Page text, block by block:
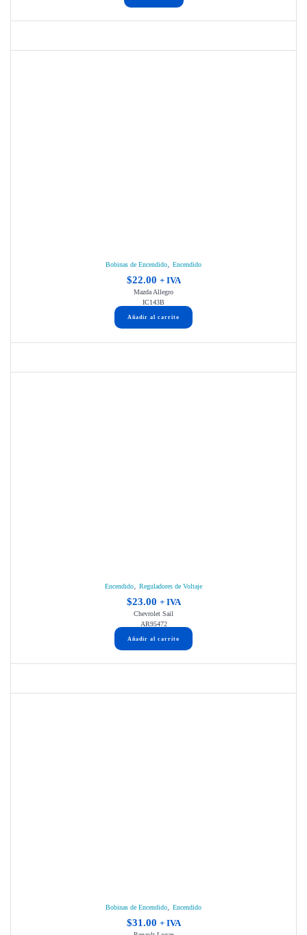
era:
$20.00.
$16.00.
Bobinas de Encendido, Encendido
$22.00 + IVA
Mazda Allegro
IC143B
Añadir al carrito
Encendido Reguladores de Voltaje
$23.00 + IVA
Chevrolet Sail
AR95472
Añadir al carrito
Bobinas de Encendido, Encendido
$31.00 + IVA